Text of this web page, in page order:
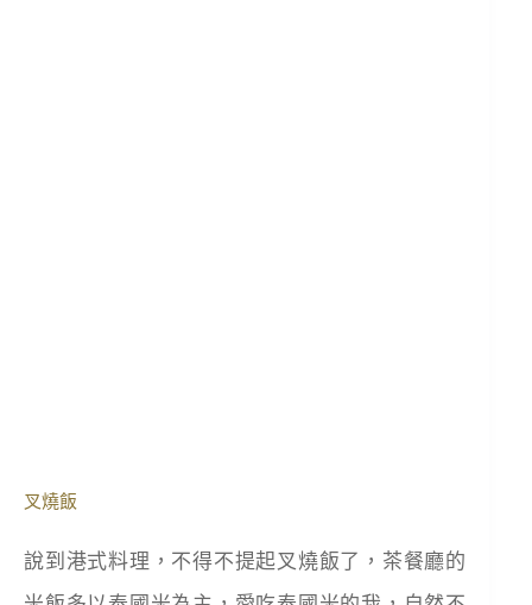
叉燒飯
說到港式料理，不得不提起叉燒飯了，茶餐廳的